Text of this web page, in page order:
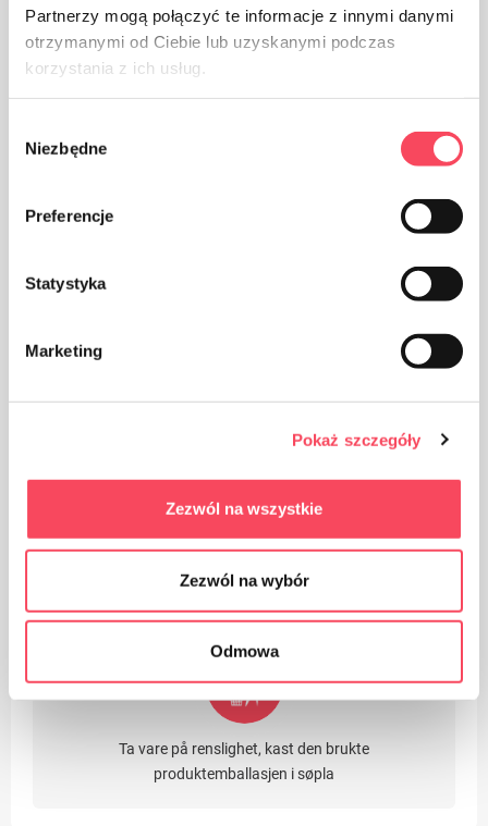
Partnerzy mogą połączyć te informacje z innymi danymi
otrzymanymi od Ciebie lub uzyskanymi podczas
korzystania z ich usług.
zgody
Niezbędne
Preferencje
Statystyka
Marketing
Pokaż szczegóły
Zezwól na wszystkie
Zezwól na wybór
Odmowa
av PET) som den sikreste plasten for helsen vår
Emballasje laget av papir
Ta vare på renslighet, kast den brukte
produktemballasjen i søpla